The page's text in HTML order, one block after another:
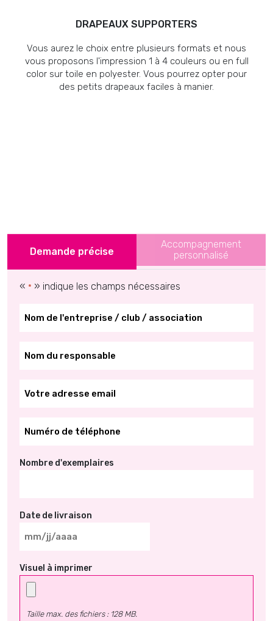
Demande précise
Accompagnement
personnalisé
« * » indique les champs nécessaires
Nombre d'exemplaires
Date de livraison
MM
JJ
slash
Visuel à imprimer
Taille max. des fichiers : 128 MB.
DRAPEAUX SUPPORTERS
Vous aurez le choix entre plusieurs formats et nous
vous proposons l'impression 1 à 4 couleurs ou en full
color sur toile en polyester. Vous pourrez opter pour
des petits drapeaux faciles à manier.